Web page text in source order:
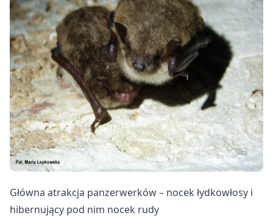
Główna atrakcja panzerwerków – nocek łydkowłosy i
hibernujący pod nim nocek rudy